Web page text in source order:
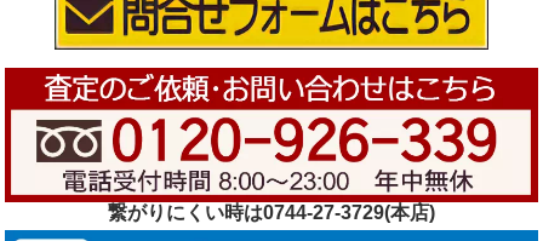
繋がりにくい時は0744-27-3729(本店)